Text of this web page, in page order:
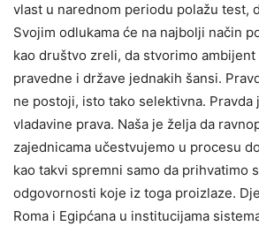
vlast u narednom periodu polažu test,
Svojim odlukama će na najbolji način
kao društvo zreli, da stvorimo
pravedne i države jednakih šansi.
ne postoji, isto tako selektivna. Pravda
vladavine prava. Naša je želja da
zajednicama učestvujemo u procesu
kao takvi spremni samo da prihvatimo
odgovornosti koje iz toga proizlaze.
Roma i Egipćana u institucijama